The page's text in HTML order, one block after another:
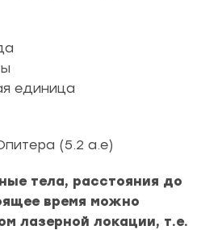
единица
(5.2 а.е)
тела, расстояния до
время можно
лазерной локации, т.е.